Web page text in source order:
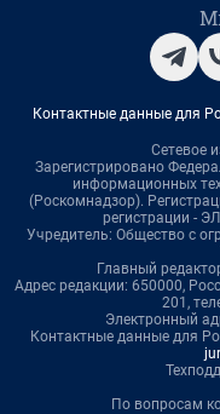
Контактные данные для
Сетевое
Зарегистрировано
информационных
(Роскомнадзор).
регистрации -
Учредитель: Общество с
Главный
Адрес редакции: 650000,
201,
Электронный
Контактные данные для
По вопросам